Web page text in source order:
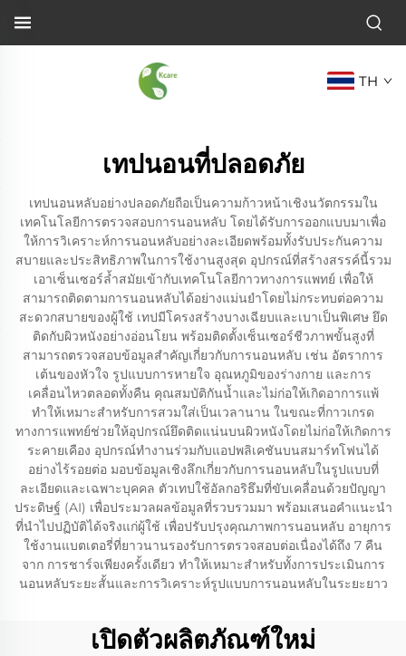
TH
เทปนอนที่ปลอดภัย
เทปนอนหลับอย่างปลอดภัยถือเป็นความก้าวหน้าเชิงนวัตกรรมใน
เทคโนโลยีการตรวจสอบการนอนหลับ โดยได้รับการออกแบบมาเพื่อ
ให้การวิเคราะห์การนอนหลับอย่างละเอียดพร้อมทั้งรับประกันความ
สบายและประสิทธิภาพในการใช้งานสูงสุด อุปกรณ์ที่สร้างสรรค์นี้รวม
เอาเซ็นเซอร์ล้ำสมัยเข้ากับเทคโนโลยีกาวทางการแพทย์ เพื่อให้
สามารถติดตามการนอนหลับได้อย่างแม่นยำโดยไม่กระทบต่อความ
สะดวกสบายของผู้ใช้ เทปมีโครงสร้างบางเฉียบและเบาเป็นพิเศษ ยึด
ติดกับผิวหนังอย่างอ่อนโยน พร้อมติดตั้งเซ็นเซอร์ชีวภาพขั้นสูงที่
สามารถตรวจสอบข้อมูลสำคัญเกี่ยวกับการนอนหลับ เช่น อัตราการ
เต้นของหัวใจ รูปแบบการหายใจ อุณหภูมิของร่างกาย และการ
เคลื่อนไหวตลอดทั้งคืน คุณสมบัติกันน้ำและไม่ก่อให้เกิดอาการแพ้
ทำให้เหมาะสำหรับการสวมใส่เป็นเวลานาน ในขณะที่กาวเกรด
ทางการแพทย์ช่วยให้อุปกรณ์ยึดติดแน่นบนผิวหนังโดยไม่ก่อให้เกิดการ
ระคายเคือง อุปกรณ์ทำงานร่วมกับแอปพลิเคชันบนสมาร์ทโฟนได้
อย่างไร้รอยต่อ มอบข้อมูลเชิงลึกเกี่ยวกับการนอนหลับในรูปแบบที่
ละเอียดและเฉพาะบุคคล ตัวเทปใช้อัลกอริธึมที่ขับเคลื่อนด้วยปัญญา
ประดิษฐ์ (AI) เพื่อประมวลผลข้อมูลที่รวบรวมมา พร้อมเสนอคำแนะนำ
ที่นำไปปฏิบัติได้จริงแก่ผู้ใช้ เพื่อปรับปรุงคุณภาพการนอนหลับ อายุการ
ใช้งานแบตเตอรี่ที่ยาวนานรองรับการตรวจสอบต่อเนื่องได้ถึง 7 คืน
จาก การชาร์จเพียงครั้งเดียว ทำให้เหมาะสำหรับทั้งการประเมินการ
นอนหลับระยะสั้นและการวิเคราะห์รูปแบบการนอนหลับในระยะยาว
เปิดตัวผลิตภัณฑ์ใหม่